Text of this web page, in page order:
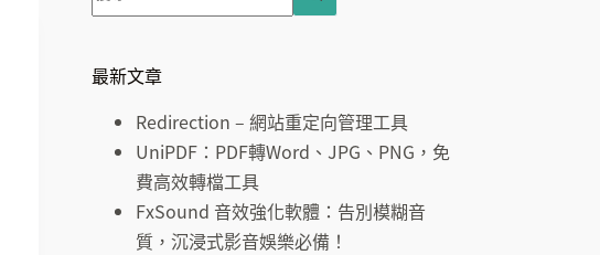
不
符
最新文章
Redirection – 網站重定向管理工具
UniPDF：PDF轉Word、JPG、PNG，免
費高效轉檔工具
FxSound 音效強化軟體：告別模糊音
質，沉浸式影音娛樂必備！